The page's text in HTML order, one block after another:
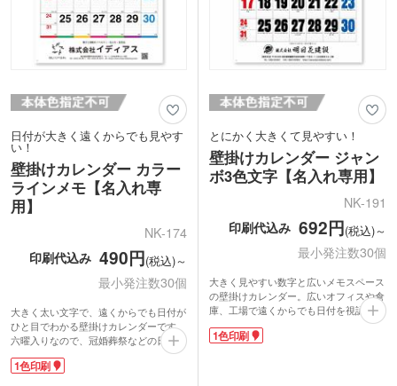
日付が大きく遠くからでも見やす
い！
壁掛けカレンダー カラー
ラインメモ【名入れ専
用】
NK-174
印刷代込み 490円(税込)～
最小発注数30個
大きく太い文字で、遠くからでも日付が
ひと目でわかる壁掛けカレンダーです。
六曜入りなので、冠婚葬祭などの日取り
を決める際にも便利。4段に分かれたメ
モスペースには、家族それぞれの予定や
1色印刷
とにかく大きくて見やすい！
壁掛けカレンダー ジャン
ボ3色文字【名入れ専用】
NK-191
印刷代込み 692円(税込)～
最小発注数30個
大きく見やすい数字と広いメモスペース
の壁掛けカレンダー。広いオフィスや倉
庫、工場で遠くからでも日付を視認でき
ます。年表が毎月ついているので、スケ
ジュール管理に最適。昭和・平成からの
1色印刷